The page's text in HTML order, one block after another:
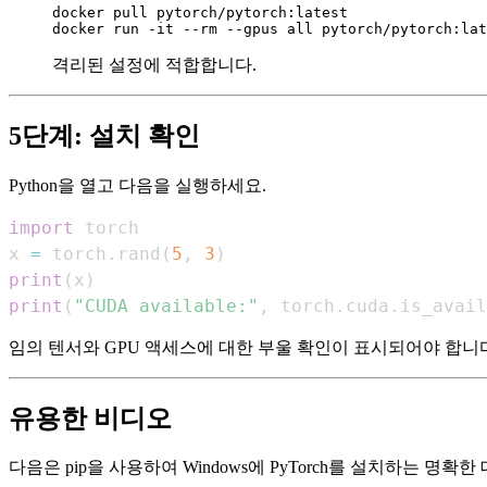
docker pull pytorch/pytorch:latest
격리된 설정에 적합합니다.
5단계: 설치 확인
Python을 열고 다음을 실행하세요.
import
x = torch . rand ( 5 , 3 )
print ( x )
print ( "CUDA available:" , torch . cuda .
임의 텐서와 GPU 액세스에 대한 부울 확인이 표시되어야 합니
유용한 비디오
다음은 pip을 사용하여 Windows에 PyTorch를 설치하는 명확한